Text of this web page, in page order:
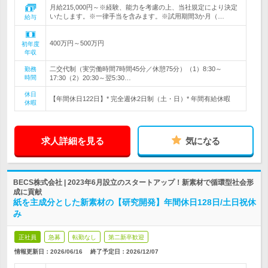
給与
月給215,000円～※経験、能力を考慮の上、当社規定により決定
いたします。※一律手当を含みます。※試用期間3か月（…
初年度
年収
400万円～500万円
勤務
時間
二交代制（実労働時間7時間45分／休憩75分）（1）8:30～
17:30（2）20:30～翌5:30…
休日
休暇
【年間休日122日】* 完全週休2日制（土・日）* 年間有給休暇
求人詳細を見る 気になる
BECS株式会社 | 2023年6月設立のスタートアップ！新素材で循環型社会形
成に貢献
紙を主成分とした新素材の【研究開発】年間休日128日/土日祝休
み
正社員 急募 転勤なし 第二新卒歓迎
情報更新日：2026/06/16 終了予定日： 2026/12/07